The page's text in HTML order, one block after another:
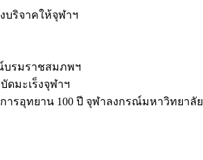
บริจาคให้จุฬาฯ
บรมราชสมภพฯ
มะเร็งจุฬาฯ
ารอุทยาน 100 ปี จุฬาลงกรณ์มหาวิทยาลัย